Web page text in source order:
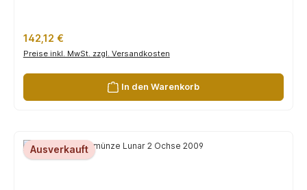
Regulärer Preis:
142,12 €
Preise inkl. MwSt. zzgl. Versandkosten
In den Warenkorb
Ausverkauft